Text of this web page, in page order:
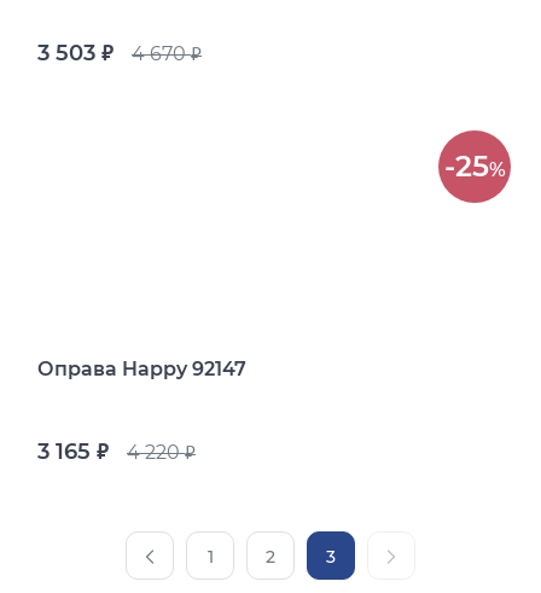
3 503 руб. 4 670руб.
-25%
Оправа Happy 92147
3 165 руб. 4 220руб.
1 2 3